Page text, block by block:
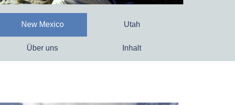
New Mexico Utah
Über uns Inhalt